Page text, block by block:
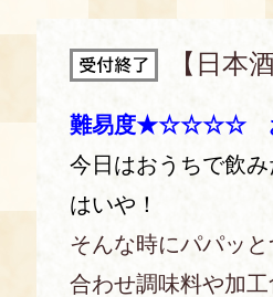
当館
あじわい
料理
【日本
難易度★☆☆☆☆ お
今日はおうちで飲
はいや！
そんな時にパパッ
合わせ調味料や加